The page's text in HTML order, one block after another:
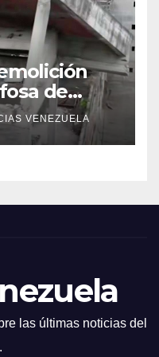
de
de
VENEZUELA
las últimas noticias del